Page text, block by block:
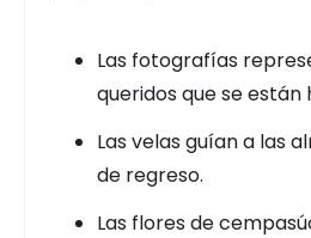
Las fotografías
queridos que se están
Las velas guían a las
de regreso.
Las flores de